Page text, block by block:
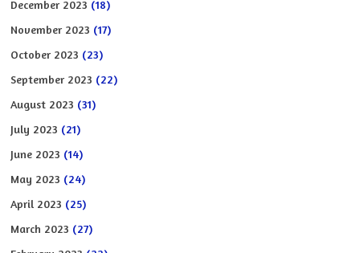
December 2023 (18)
November 2023 (17)
October 2023 (23)
September 2023 (22)
August 2023 (31)
July 2023 (21)
June 2023 (14)
May 2023 (24)
April 2023 (25)
March 2023 (27)